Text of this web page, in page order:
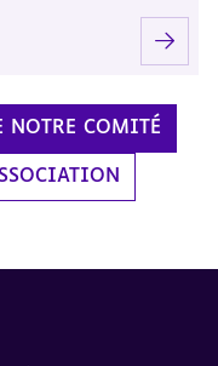
NOTRE COMITÉ